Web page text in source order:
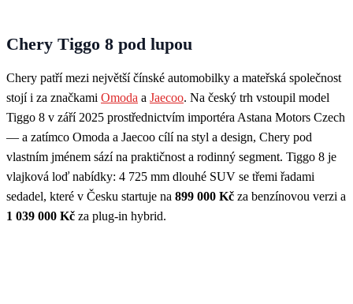
Chery Tiggo 8 pod lupou
Chery patří mezi největší čínské automobilky a mateřská společnost
stojí i za značkami Omoda a Jaecoo. Na český trh vstoupil model
Tiggo 8 v září 2025 prostřednictvím importéra Astana Motors Czech
— a zatímco Omoda a Jaecoo cílí na styl a design, Chery pod
vlastním jménem sází na praktičnost a rodinný segment. Tiggo 8 je
vlajková loď nabídky: 4 725 mm dlouhé SUV se třemi řadami
sedadel, které v Česku startuje na 899 000 Kč za benzínovou verzi a
1 039 000 Kč za plug-in hybrid.